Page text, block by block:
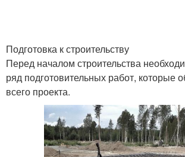
Подготовка к строительству
Перед началом строительства
ряд подготовительных работ, которые
всего проекта.